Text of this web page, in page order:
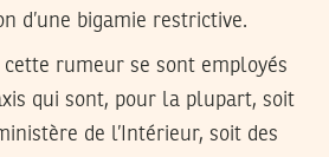
d’une bigamie restrictive.
rumeur se sont employés
qui sont, pour la plupart, soit
de l’Intérieur, soit des